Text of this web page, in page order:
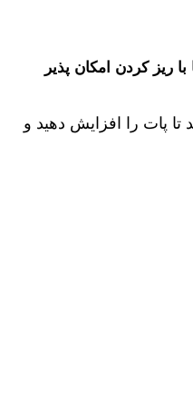
ریز کردن امکان پذیر
پات را افزایش دهید و